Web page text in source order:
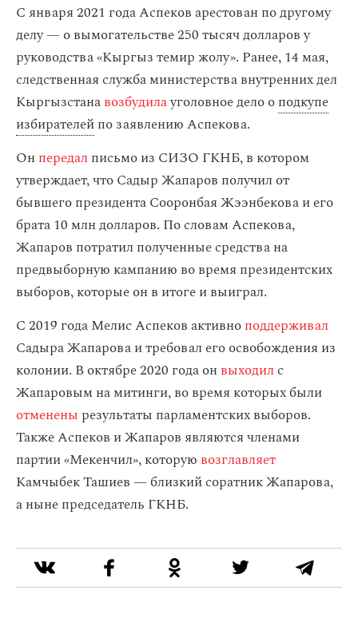
С января 2021 года Аспеков арестован по другому
делу — о вымогательстве 250 тысяч долларов у
руководства «Кыргыз темир жолу». Ранее, 14 мая,
следственная служба министерства внутренних дел
Кыргызстанавозбудилауголовное дело оподкупе
избирателейпо заявлению Аспекова.
Он передал письмо из СИЗО ГКНБ, в котором
утверждает, что Садыр Жапаров получил от
бывшего президента Сооронбая Жээнбекова и его
брата 10 млн долларов. По словам Аспекова,
Жапаров потратил полученные средства на
предвыборную кампанию во время президентских
выборов, которые он в итоге и выиграл.
C 2019 года Мелис Аспеков активноподдерживал
Садыра Жапарова и требовал его освобождения из
колонии. В октябре 2020 года он выходилс
Жапаровым на митинги, во время которых были
отменены результаты парламентских выборов.
Также Аспеков и Жапаров являются членами
партии «Мекенчил», которую возглавляет
Камчыбек Ташиев — близкий соратник Жапарова,
а ныне председатель ГКНБ.